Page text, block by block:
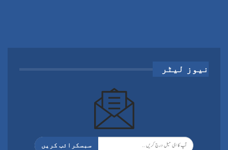
نیوز لیٹر
سبسکرائب کریں